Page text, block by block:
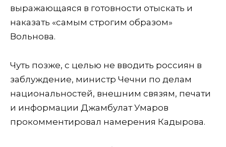
выражающаяся в готовности отыскать и
наказать «самым строгим образом»
Вольнова.
Чуть позже, с целью не вводить россиян в
заблуждение, министр Чечни по делам
национальностей, внешним связям, печати
и информации Джамбулат Умаров
прокомментировал намерения Кадырова.